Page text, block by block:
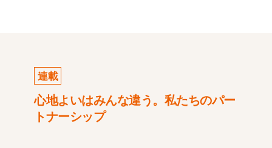
連載
心地よいはみんな違う。私たちのパー
トナーシップ